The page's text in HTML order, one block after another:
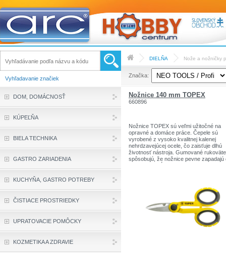
DIELŇA Nože a nožničky
Značka:
Nožnice 140 mm TOPEX
660896
Nožnice TOPEX sú veľmi užitočné na
opravné a domáce práce. Čepele sú
vyrobené z vysoko kvalitnej kalenej
nehrdzavejúcej ocele, čo zaisťuje dlhú
životnosť nástroja. Gumované rukoväte
spôsobujú, že nožnice pevne zapadajú
nerezová oceľ.Sortiment značiek
zahŕňa náradie a doplnky pre
garáže. Výrobky sú pevnej kvality.
Značka TOPEX je jednou z
značiek ručného náradia v Poľsku.
Vyhľadavanie značiek
DOM, DOMÁCNOSŤ
KÚPEĽŇA
BIELA TECHNIKA
GASTRO ZARIADENIA
KUCHYŇA, GASTRO POTREBY
ČISTIACE PROSTRIEDKY
UPRATOVACIE POMÔCKY
KOZMETIKA A ZDRAVIE